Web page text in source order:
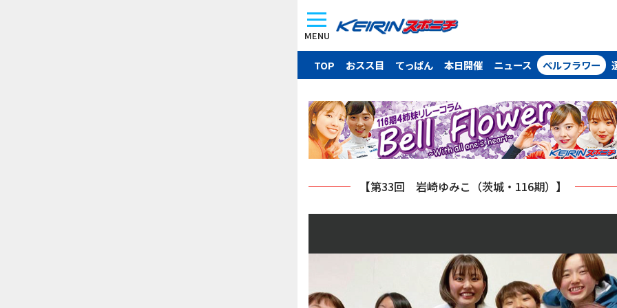
MENU
TOP おスス目 てっぱん 本日開催 ニュース ベルフラワー
【第33回 岩崎ゆみこ（茨城・116期）】